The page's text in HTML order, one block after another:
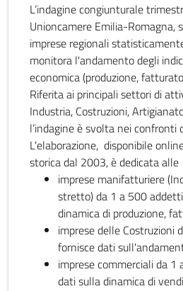
L’indagine congiunturale
Unioncamere Emilia-Romagna,
imprese regionali
monitora l'andamento degli
economica (produzione,
Riferita ai principali settori di
Industria, Costruzioni,
l’indagine è svolta nei confronti
L'elaborazione, disponibile
storica dal 2003, è dedicata alle
imprese manifatturiere
stretto) da 1 a 500
dinamica di produzione,
imprese delle Costruzioni
fornisce dati
imprese commerciali da
dati sulla dinamica di